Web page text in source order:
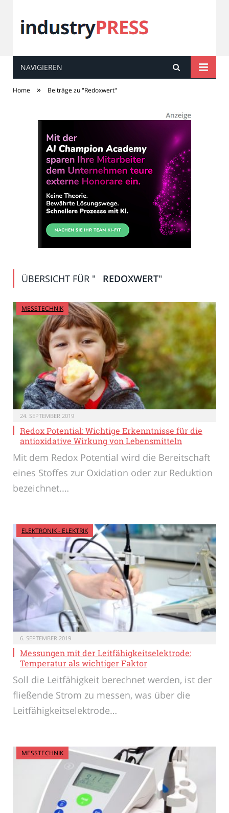
industryPRESS
NAVIGIEREN
Home » Beiträge zu "Redoxwert"
ÜBERSICHT FÜR " REDOXWERT"
MESSTECHNIK
24. SEPTEMBER 2019
Redox Potential: Wichtige Erkenntnisse für die
antioxidative Wirkung von Lebensmitteln
Mit dem Redox Potential wird die Bereitschaft
eines Stoffes zur Oxidation oder zur Reduktion
bezeichnet.…
ELEKTRONIK - ELEKTRIK
6. SEPTEMBER 2019
Messungen mit der Leitfähigkeitselektrode:
Temperatur als wichtiger Faktor
Soll die Leitfähigkeit berechnet werden, ist der
fließende Strom zu messen, was über die
Leitfähigkeitselektrode…
MESSTECHNIK